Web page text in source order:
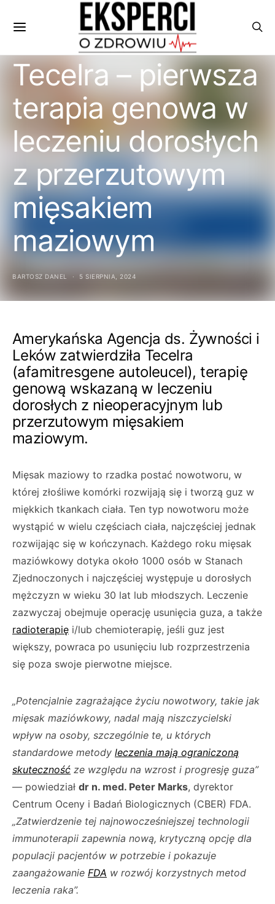
Tecelra – pierwsza
terapia genowa w
leczeniu dorosłych
z przerzutowym
mięsakiem
maziowym
BARTOSZ DANEL 5 SIERPNIA, 2024
Amerykańska Agencja ds. Żywności i
Leków zatwierdziła Tecelra
(afamitresgene autoleucel), terapię
genową wskazaną w leczeniu
dorosłych z nieoperacyjnym lub
przerzutowym mięsakiem
maziowym.
Mięsak maziowy to rzadka postać nowotworu, w
której złośliwe komórki rozwijają się i tworzą guz w
miękkich tkankach ciała. Ten typ nowotworu może
wystąpić w wielu częściach ciała, najczęściej jednak
rozwijając się w kończynach. Każdego roku mięsak
maziówkowy dotyka około 1000 osób w Stanach
Zjednoczonych i najczęściej występuje u dorosłych
mężczyzn w wieku 30 lat lub młodszych. Leczenie
zazwyczaj obejmuje operację usunięcia guza, a także
radioterapię i/lub chemioterapię, jeśli guz jest
większy, powraca po usunięciu lub rozprzestrzenia
się poza swoje pierwotne miejsce.
„Potencjalnie zagrażające życiu nowotwory, takie jak
mięsak maziówkowy, nadal mają niszczycielski
wpływ na osoby, szczególnie te, u których
standardowe metody leczenia mają ograniczoną
skuteczność ze względu na wzrost i progresję guza”
— powiedział dr n. med. Peter Marks, dyrektor
Centrum Oceny i Badań Biologicznych (CBER) FDA.
„Zatwierdzenie tej najnowocześniejszej technologii
immunoterapii zapewnia nową, krytyczną opcję dla
populacji pacjentów w potrzebie i pokazuje
zaangażowanie FDA w rozwój korzystnych metod
leczenia raka”.